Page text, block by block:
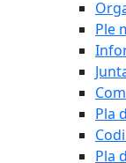
Ple
Pla
Pla